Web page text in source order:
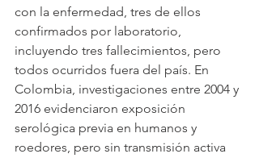
con la enfermedad, tres de ellos
confirmados por laboratorio,
incluyendo tres fallecimientos, pero
todos ocurridos fuera del país. En
Colombia, investigaciones entre 2004 y
2016 evidenciaron exposición
serológica previa en humanos y
roedores, pero sin transmisión activa